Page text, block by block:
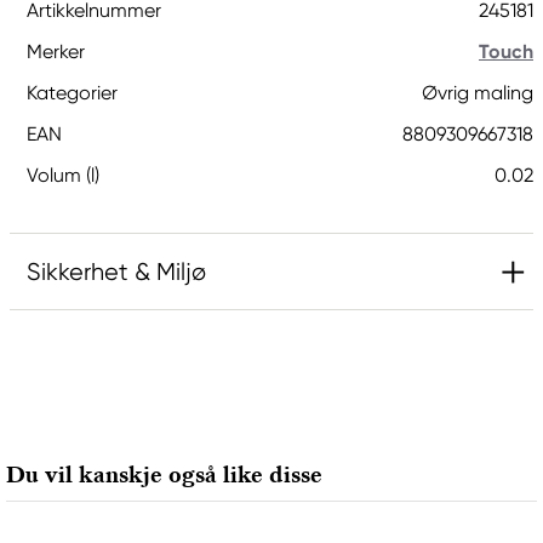
Artikkelnummer
245181
Merker
Touch
Kategorier
Øvrig maling
EAN
8809309667318
Volum (l)
0.02
Sikkerhet & Miljø
Oppbevares på et godt ventilert sted.
Oppbevares kjølig.
Du vil kanskje også like disse